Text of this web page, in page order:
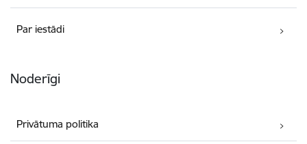
Par iestādi
Noderīgi
Privātuma politika